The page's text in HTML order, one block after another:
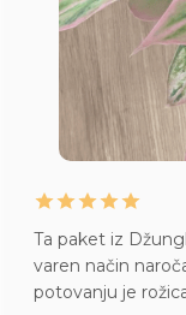
Ta paket iz
varen način
potovanju je